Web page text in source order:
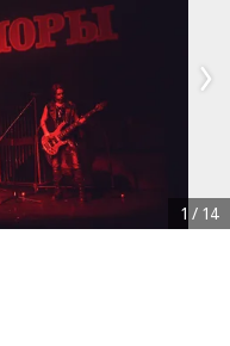
1 / 14